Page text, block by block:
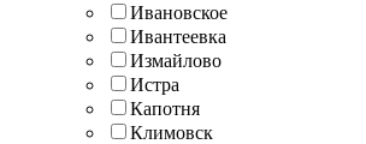
Ивановское
Ивантеевка
Измайлово
Истра
Капотня
Климовск